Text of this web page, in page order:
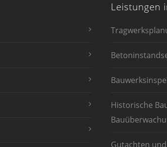
Leistungen
Historische
Gutachten